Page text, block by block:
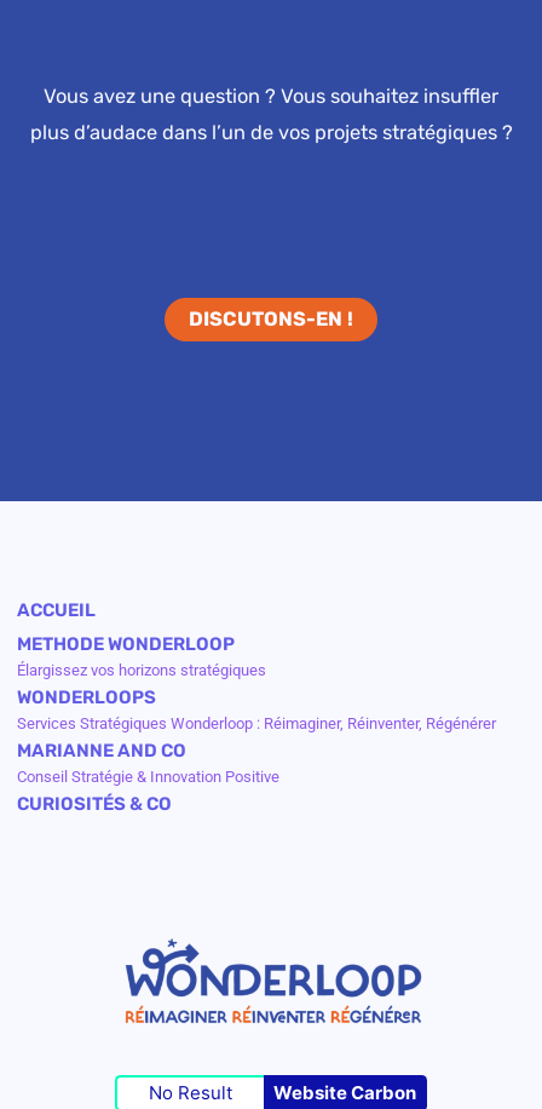
Vous avez une question ? Vous souhaitez insuffler
plus d’audace dans l’un de vos projets stratégiques ?
DISCUTONS-EN !
ACCUEIL
METHODE WONDERLOOP
Élargissez vos horizons stratégiques
WONDERLOOPS
Services Stratégiques Wonderloop : Réimaginer, Réinventer, Régénérer
MARIANNE AND CO
Conseil Stratégie & Innovation Positive
CURIOSITÉS & CO
No Result Website Carbon